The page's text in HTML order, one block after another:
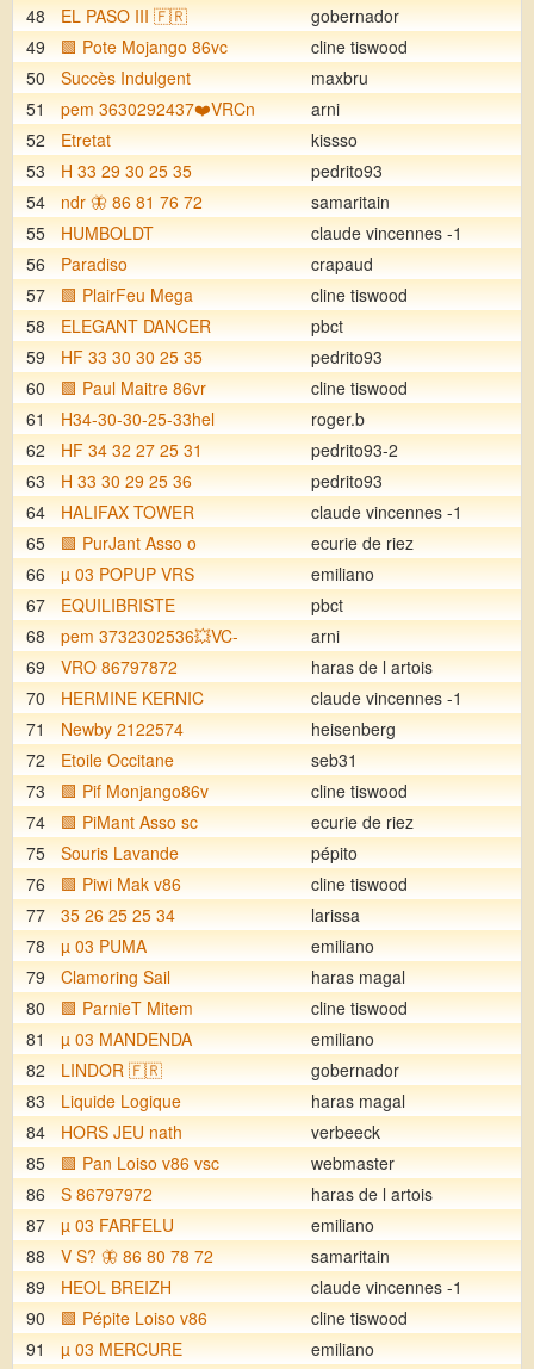
48
EL PASO III 🇫🇷
gobernador
49
🟩 Pote Mojango 86vc
cline tiswood
50
Succès Indulgent
maxbru
51
pem 3630292437❤️VRCn
arni
52
Etretat
kissso
53
H 33 29 30 25 35
pedrito93
54
ndr 🦋 86 81 76 72
samaritain
55
HUMBOLDT
claude vincennes -1
56
Paradiso
crapaud
57
🟩 PlairFeu Mega
cline tiswood
58
ELEGANT DANCER
pbct
59
HF 33 30 30 25 35
pedrito93
60
🟩 Paul Maitre 86vr
cline tiswood
61
H34-30-30-25-33hel
roger.b
62
HF 34 32 27 25 31
pedrito93-2
63
H 33 30 29 25 36
pedrito93
64
HALIFAX TOWER
claude vincennes -1
65
🟩 PurJant Asso o
ecurie de riez
66
µ 03 POPUP VRS
emiliano
67
EQUILIBRISTE
pbct
68
pem 3732302536💥VC-
arni
69
VRO 86797872
haras de l artois
70
HERMINE KERNIC
claude vincennes -1
71
Newby 2122574
heisenberg
72
Etoile Occitane
seb31
73
🟩 Pif Monjango86v
cline tiswood
74
🟩 PiMant Asso sc
ecurie de riez
75
Souris Lavande
pépito
76
🟩 Piwi Mak v86
cline tiswood
77
35 26 25 25 34
larissa
78
µ 03 PUMA
emiliano
79
Clamoring Sail
haras magal
80
🟩 ParnieT Mitem
cline tiswood
81
µ 03 MANDENDA
emiliano
82
LINDOR 🇫🇷
gobernador
83
Liquide Logique
haras magal
84
HORS JEU nath
verbeeck
85
🟩 Pan Loiso v86 vsc
webmaster
86
S 86797972
haras de l artois
87
µ 03 FARFELU
emiliano
88
V S? 🦋 86 80 78 72
samaritain
89
HEOL BREIZH
claude vincennes -1
90
🟩 Pépite Loiso v86
cline tiswood
91
µ 03 MERCURE
emiliano